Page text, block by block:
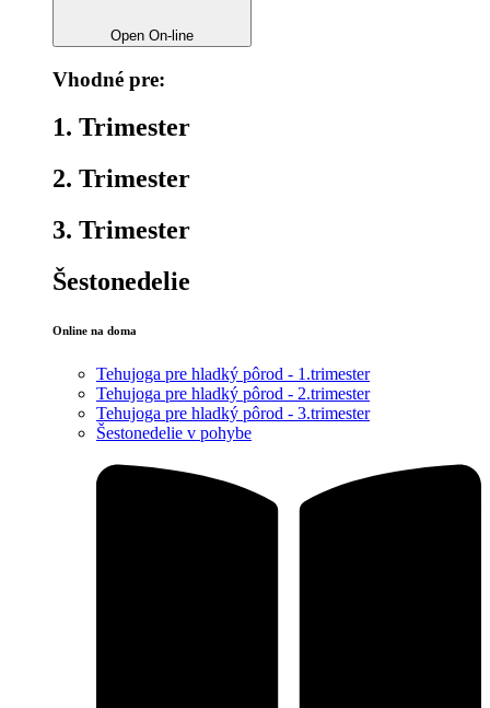
Open On-line
Vhodné pre:
1. Trimester
2. Trimester
3. Trimester
Šestonedelie
Online na doma
Tehujoga pre hladký pôrod - 1.trimester
Tehujoga pre hladký pôrod - 2.trimester
Tehujoga pre hladký pôrod - 3.trimester
Šestonedelie v pohybe